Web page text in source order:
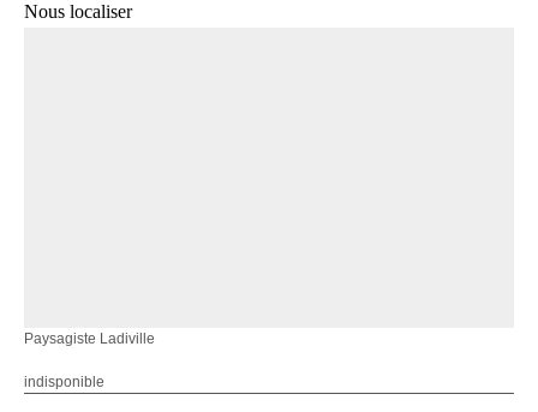
Nous localiser
Paysagiste Ladiville
indisponible